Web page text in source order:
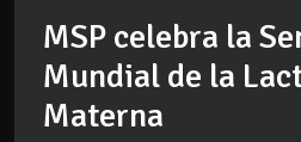
MSP celebra la
Mundial de la
Materna